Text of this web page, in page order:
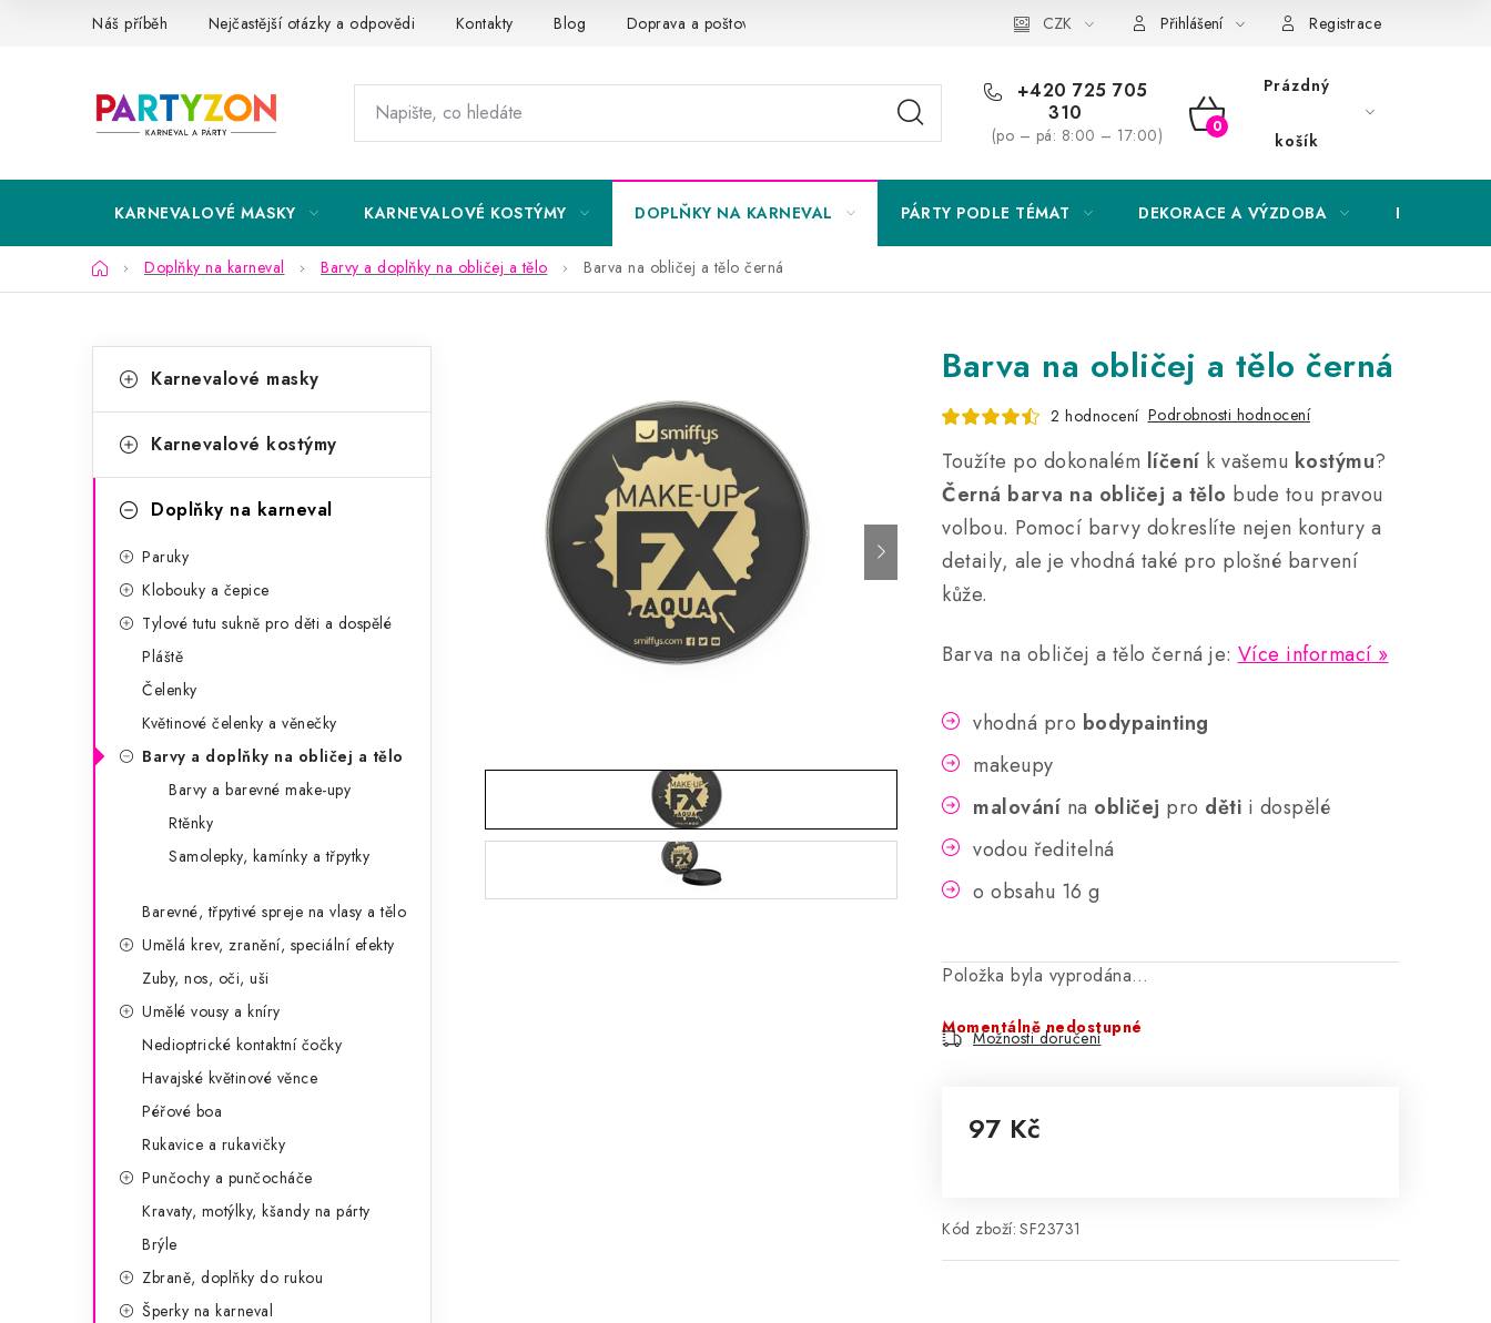
Náš příběh Nejčastější otázky a odpovědi Kontakty Blog Doprava a poštovné Obchodní podmínky Podmínky ochrany osobních údajů
CZK Přihlášení Registrace
+420 725 705
310
(po – pá: 8:00 – 17:00)
NÁKUPNÍ
Prázdný
košík
KARNEVALOVÉ MASKY KARNEVALOVÉ KOSTÝMY DOPLŇKY NA KARNEVAL PÁRTY PODLE TÉMAT DEKORACE A VÝZDOBA
DomůDoplňky na karneval Barvy a doplňky na obličej a tělo Barva na obličej a tělo černá
o
t
p
kategorie
a
e
Karnevalové masky
Karnevalové kostýmy
Doplňky na karneval
Paruky
Klobouky a čepice
Tylové tutu sukně pro děti a dospělé
Pláště
Čelenky
Květinové čelenky a věnečky
Barvy a doplňky na obličej a tělo
Barvy a barevné make-upy
Rtěnky
Samolepky, kamínky a třpytky
Barevné, třpytivé spreje na vlasy a tělo
Umělá krev, zranění, speciální efekty
Zuby, nos, oči, uši
Umělé vousy a kníry
Nedioptrické kontaktní čočky
Havajské květinové věnce
Péřové boa
Rukavice a rukavičky
Punčochy a punčocháče
Kravaty, motýlky, kšandy na párty
Brýle
Zbraně, doplňky do rukou
Šperky na karneval
Barva na obličej a tělo černá
2 hodnocení Podrobnosti hodnocení
Toužíte po dokonalém líčení k vašemu kostýmu?
Černá barva na obličej a tělo bude tou pravou
volbou. Pomocí barvy dokreslíte nejen kontury a
detaily, ale je vhodná také pro plošné barvení
kůže.
Barva na obličej a tělo černá je: Více informací
vhodná pro bodypainting
makeupy
malování na obličej pro děti i dospělé
vodou ředitelná
o obsahu 16 g
Položka byla vyprodána…
Momentálně nedostupné
Možnosti doručení
97 Kč
Kód zboží: SF23731